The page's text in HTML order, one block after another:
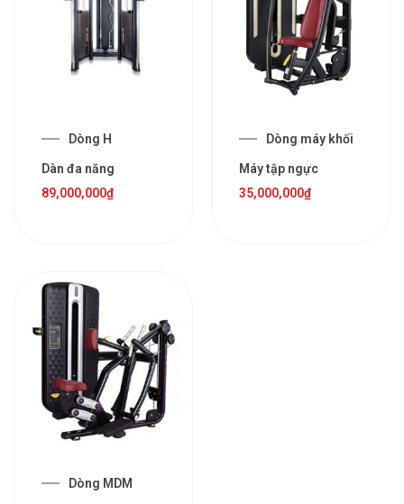
Dòng H
Dàn đa năng
89,000,000₫
Dòng máy khối
Máy tập ngực
35,000,000₫
Dòng MDM